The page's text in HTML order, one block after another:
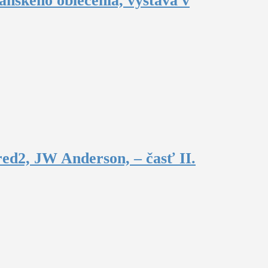
JW Anderson, – časť II.